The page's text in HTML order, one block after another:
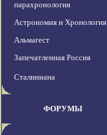
парахронология
Астрономия и Хронология
Альмагест
Запечатленная Россия
Сталиниана
ФОРУМЫ